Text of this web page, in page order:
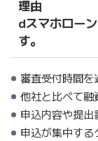
理由
dスマホロー
す。
審査受付時間
他社と比べて融
申込内容や提
申込が集中す